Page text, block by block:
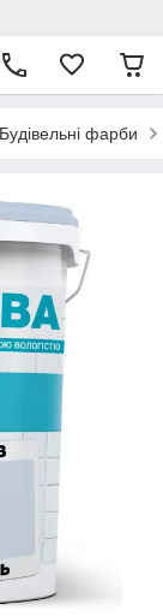
Будівельні фарби